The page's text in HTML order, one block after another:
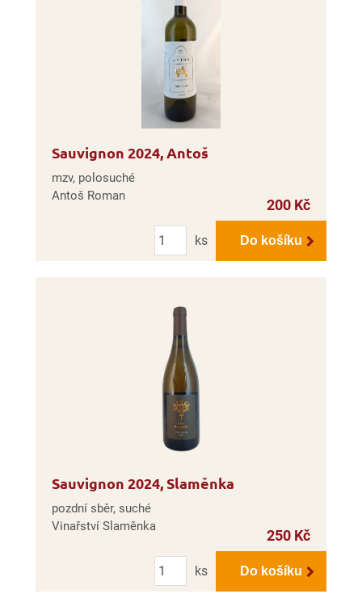
Sauvignon 2024, Antoš
mzv, polosuché
Antoš Roman
200 Kč
Počet
ks
Do košíku
Sauvignon 2024, Slaměnka
pozdní sběr, suché
Vinařství Slaměnka
250 Kč
Počet
ks
Do košíku